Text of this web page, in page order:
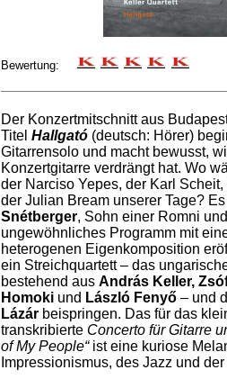
Bewertung:
Der Konzertmitschnitt aus
Titel Hallgató(deutsch: Hörer)
Gitarrensolo und macht bewusst,
Konzertgitarre verdrängt hat. Wo
der Narciso Yepes, der Karl
der Julian Bream unserer Tage?
Snétberger, Sohn einer Romni
ungewöhnliches Programm mit
heterogenen Eigenkomposition
ein Streichquartett – das
bestehend aus András Keller,
Homokiund László Fenyő– und
Lázárbeispringen. Das für das
transkribierte Concerto für Gitarre
of My People“ist eine kuriose
Impressionismus, des Jazz und